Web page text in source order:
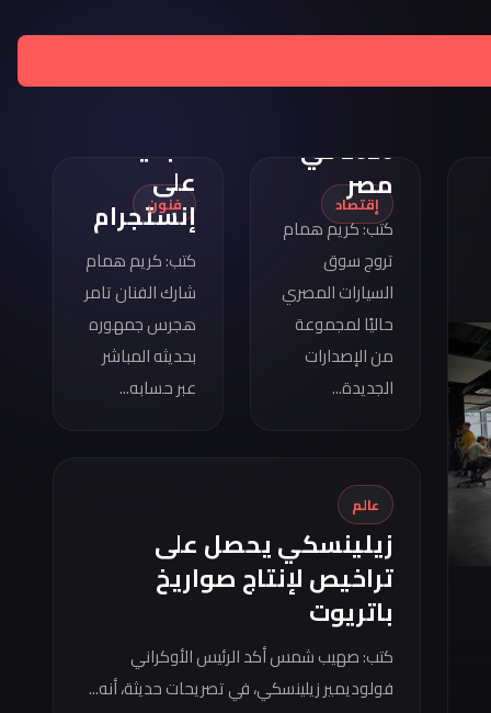
إقتصاد
مواصفات
كوبرا
2026 في
مصر
كتب: كريم همام
تروج سوق
السيارات المصري
حاليًا لمجموعة
من الإصدارات
الجديدة...
فنون
هجرس
يشارك
الجديدة
على
إنستجرام
كتب: كريم همام
شارك الفنان تامر
هجرس جمهوره
بحديثه المباشر
عبر حسابه...
عالم
زيلينسكي يحصل على
تراخيص لإنتاج صواريخ
باتريوت
كتب: صهيب شمس أكد الرئيس الأوكراني
فولوديمير زيلينسكي، في تصريحات حديثة، أنه...